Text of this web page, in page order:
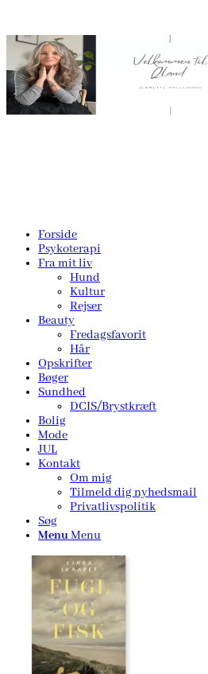
Forside
Psykoterapi
Fra mit liv
Hund
Kultur
Rejser
Beauty
Fredagsfavorit
Hår
Opskrifter
Bøger
Sundhed
DCIS/Brystkræft
Bolig
Mode
JUL
Kontakt
Om mig
Tilmeld dig nyhedsmail
Privatlivspolitik
Søg
MenuMenu